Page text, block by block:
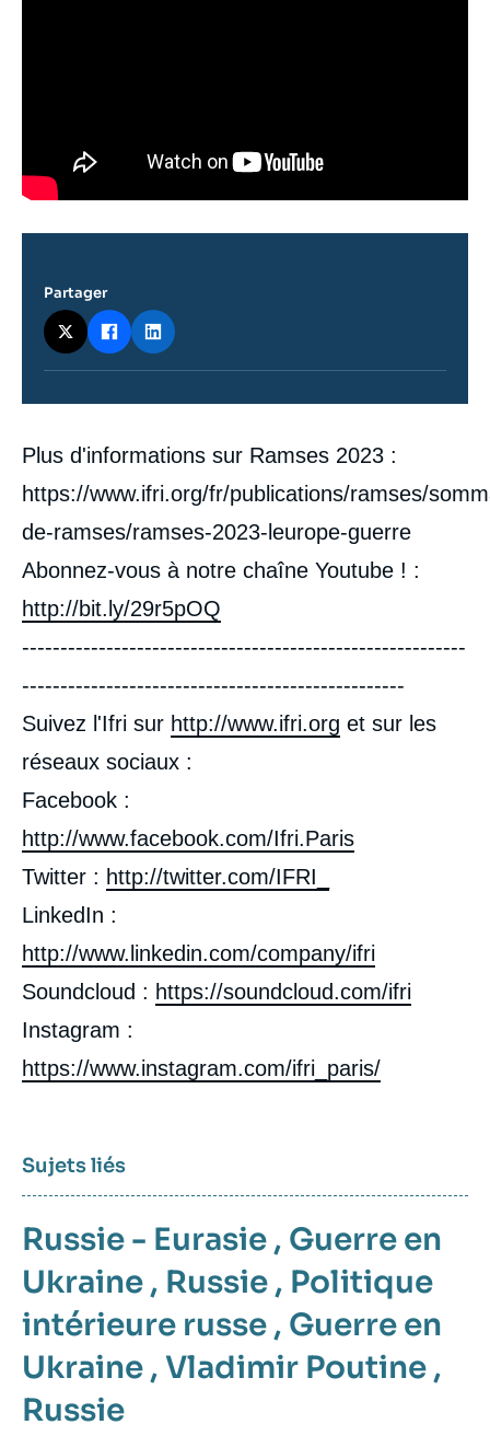
Contenu
intervention
médiatique
Plus d'informations sur Ramses 2023 :
https://www.ifri.org/fr/publications/ramses/
de-ramses/ramses-2023-leurope-guerre
Abonnez-vous à notre chaîne Youtube ! :
http://bit.ly/29r5pOQ
----------------------------------------------------------
--------------------------------------------------
Suivez l'Ifri sur http://www.ifri.org et sur les
réseaux sociaux :
Facebook :
http://www.facebook.com/Ifri.Paris
Twitter : http://twitter.com/IFRI_
LinkedIn :
http://www.linkedin.com/company/ifri
Soundcloud : https://soundcloud.com/ifri
Instagram :
https://www.instagram.com/ifri_paris/
Partager
Sujets liés
Russie - Eurasie , Guerre en
Ukraine , Russie , Politique
intérieure russe , Guerre en
Ukraine , Vladimir Poutine ,
Russie